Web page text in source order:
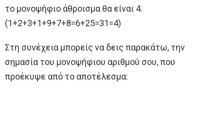
το μονοψήφιο άθροισμα θα είναι 4.
(1+2+3+1+9+7+8=6+25=31=4)
Στη συνέχεια μπορείς να δεις παρακάτω, την
σημασία του μονοψήφιου αριθμού σου, που
προέκυψε από το αποτέλεσμα: